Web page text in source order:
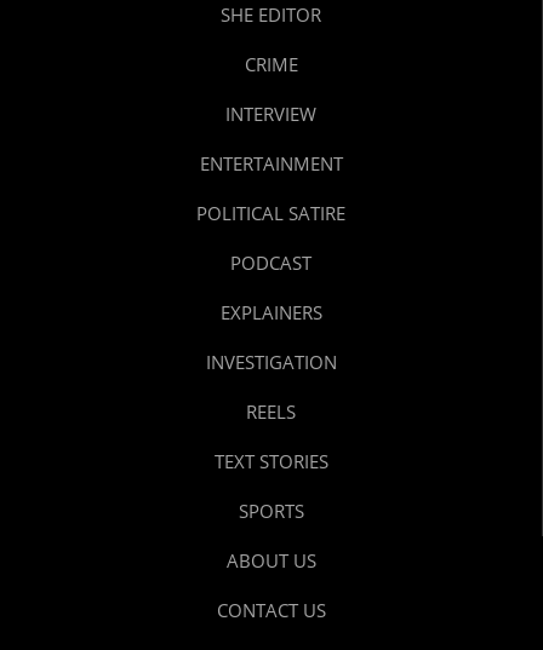
SHE EDITOR
CRIME
INTERVIEW
ENTERTAINMENT
POLITICAL SATIRE
PODCAST
EXPLAINERS
INVESTIGATION
REELS
TEXT STORIES
SPORTS
ABOUT US
CONTACT US